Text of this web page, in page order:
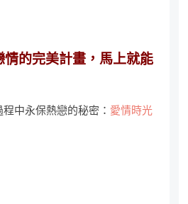
情的完美計畫，馬上就能
程中永保熱戀的秘密： 愛情時光